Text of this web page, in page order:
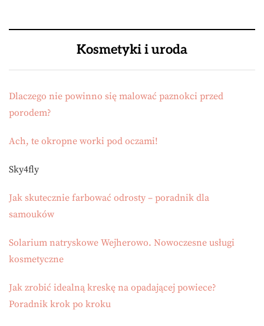
Kosmetyki i uroda
Dlaczego nie powinno się malować paznokci przed
porodem?
Ach, te okropne worki pod oczami!
Sky4fly
Jak skutecznie farbować odrosty – poradnik dla
samouków
Solarium natryskowe Wejherowo. Nowoczesne usługi
kosmetyczne
Jak zrobić idealną kreskę na opadającej powiece?
Poradnik krok po kroku